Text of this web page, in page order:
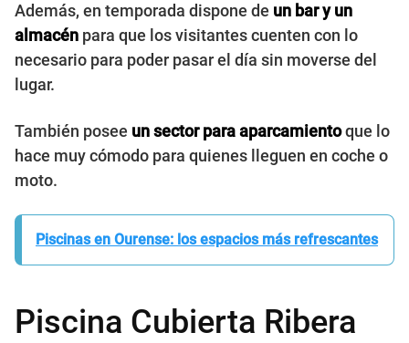
Además, en temporada dispone de un bar y un
almacén para que los visitantes cuenten con lo
necesario para poder pasar el día sin moverse del
lugar.
También posee un sector para aparcamientoque lo
hace muy cómodo para quienes lleguen en coche o
moto.
Piscinas en Ourense: los espacios más refrescantes
Piscina Cubierta Ribera